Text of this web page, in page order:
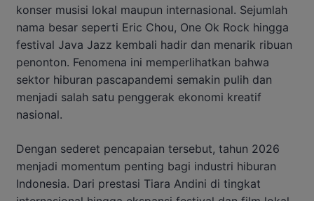
konser musisi lokal maupun internasional. Sejumlah
nama besar seperti Eric Chou, One Ok Rock hingga
festival Java Jazz kembali hadir dan menarik ribuan
penonton. Fenomena ini memperlihatkan bahwa
sektor hiburan pascapandemi semakin pulih dan
menjadi salah satu penggerak ekonomi kreatif
nasional.
Dengan sederet pencapaian tersebut, tahun 2026
menjadi momentum penting bagi industri hiburan
Indonesia. Dari prestasi Tiara Andini di tingkat